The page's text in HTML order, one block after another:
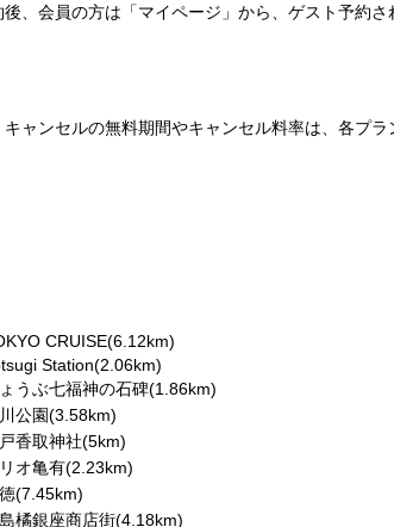
、会員の方は「マイページ」から、ゲスト予約
ャンセルの無料期間やキャンセル料率は、各プ
CRUISE(6.12km)
Station(2.06km)
うぶ七福神の石碑(1.86km)
公園(3.58km)
香取神社(5km)
オ亀有(2.23km)
(7.45km)
橘銀座商店街(4.18km)